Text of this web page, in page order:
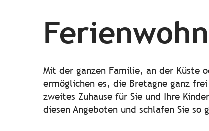
Mit der ganzen Familie, an der Küste
ermöglichen es, die Bretagne ganz
zweites Zuhause für Sie und Ihre
diesen Angeboten und schlafen Sie so